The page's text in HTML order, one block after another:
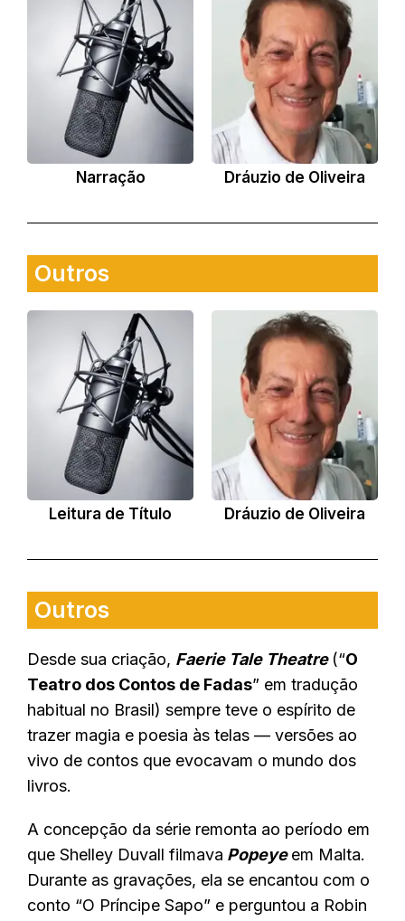
Narração Dráuzio de Oliveira
Outros
Leitura de Título Dráuzio de Oliveira
Outros
Desde sua criação, Faerie Tale Theatre (“O
Teatro dos Contos de Fadas” em tradução
habitual no Brasil) sempre teve o espírito de
trazer magia e poesia às telas — versões ao
vivo de contos que evocavam o mundo dos
livros.
A concepção da série remonta ao período em
que Shelley Duvall filmava Popeye em Malta.
Durante as gravações, ela se encantou com o
conto “O Príncipe Sapo” e perguntou a Robin